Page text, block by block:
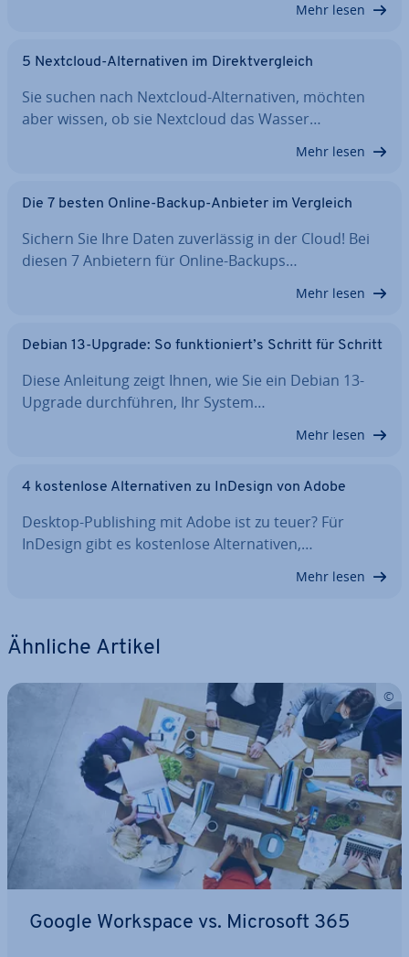
Mehr lesen
5 Nextcloud-Al­ter­na­ti­ven im Di­rekt­ver­gleich
Sie suchen nach Nextcloud-Al­ter­na­ti­ven, möchten
aber wissen, ob sie Nextcloud das Wasser…
Mehr lesen
Die 7 besten Online-Backup-Anbieter im Vergleich
Sichern Sie Ihre Daten zu­ver­läs­sig in der Cloud! Bei
diesen 7 Anbietern für Online-Backups…
Mehr lesen
Debian 13-Upgrade: So funk­tio­niert’s Schritt für Schritt
Diese Anleitung zeigt Ihnen, wie Sie ein Debian 13-
Upgrade durch­füh­ren, Ihr System…
Mehr lesen
4 kos­ten­lo­se Al­ter­na­ti­ven zu InDesign von Adobe
Desktop-Pu­bli­shing mit Adobe ist zu teuer? Für
InDesign gibt es kos­ten­lo­se Al­ter­na­ti­ven,…
Mehr lesen
Ähnliche Artikel
Google Workspace vs. Microsoft 365